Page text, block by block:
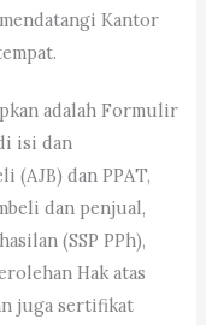
Kantor
adalah Formulir
isi dan
(AJB) dan PPAT,
dan penjual,
(SSP PPh),
Hak atas
juga sertifikat